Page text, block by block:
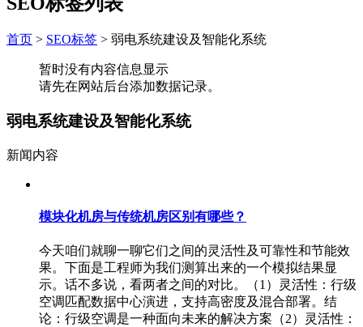
首页 > SEO标签 > 弱电系统建设及智能化系统
暂时没有内容信息显示
请先在网站后台添加数据记录。
弱电系统建设及智能化系统
新闻内容
模块化机房与传统机房区别有哪些？
今天咱们就聊一聊它们之间的灵活性及可靠性和节能效
果。下面是工程师为我们测算出来的一个模拟结果显
示。话不多说，看两者之间的对比。（1）灵活性：行级
空调匹配数据中心演进，支持高密度及混合部署。结
论：行级空调是一种面向未来的解决方案（2）灵活性：